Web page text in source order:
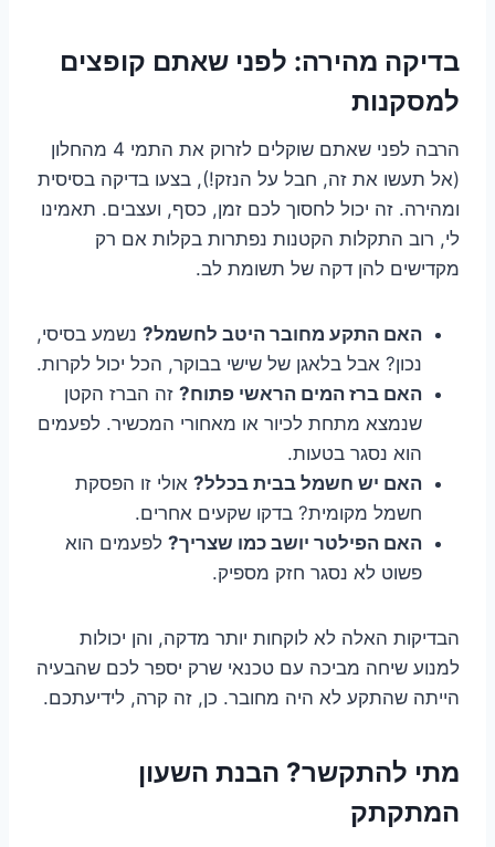
בדיקה מהירה: לפני שאתם קופצים
למסקנות
הרבה לפני שאתם שוקלים לזרוק את התמי 4 מהחלון
(אל תעשו את זה, חבל על הנזק!), בצעו בדיקה בסיסית
ומהירה. זה יכול לחסוך לכם זמן, כסף, ועצבים. תאמינו
לי, רוב התקלות הקטנות נפתרות בקלות אם רק
מקדישים להן דקה של תשומת לב.
האם התקע מחובר היטב לחשמל? נשמע בסיסי,
נכון? אבל בלאגן של שישי בבוקר, הכל יכול לקרות.
האם ברז המים הראשי פתוח? זה הברז הקטן
שנמצא מתחת לכיור או מאחורי המכשיר. לפעמים
הוא נסגר בטעות.
האם יש חשמל בבית בכלל? אולי זו הפסקת
חשמל מקומית? בדקו שקעים אחרים.
האם הפילטר יושב כמו שצריך? לפעמים הוא
פשוט לא נסגר חזק מספיק.
הבדיקות האלה לא לוקחות יותר מדקה, והן יכולות
למנוע שיחה מביכה עם טכנאי שרק יספר לכם שהבעיה
הייתה שהתקע לא היה מחובר. כן, זה קרה, לידיעתכם.
מתי להתקשר? הבנת השעון
המתקתק